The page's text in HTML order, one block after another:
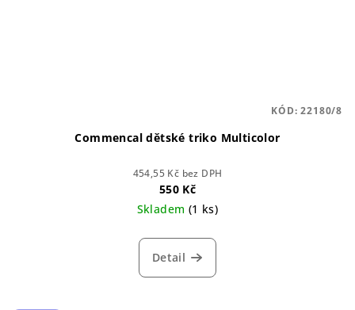
Commencal dětské triko Multicolor
454,55 Kč bez DPH
550 Kč
Skladem (1 ks)
Detail
KÓD:22180/8